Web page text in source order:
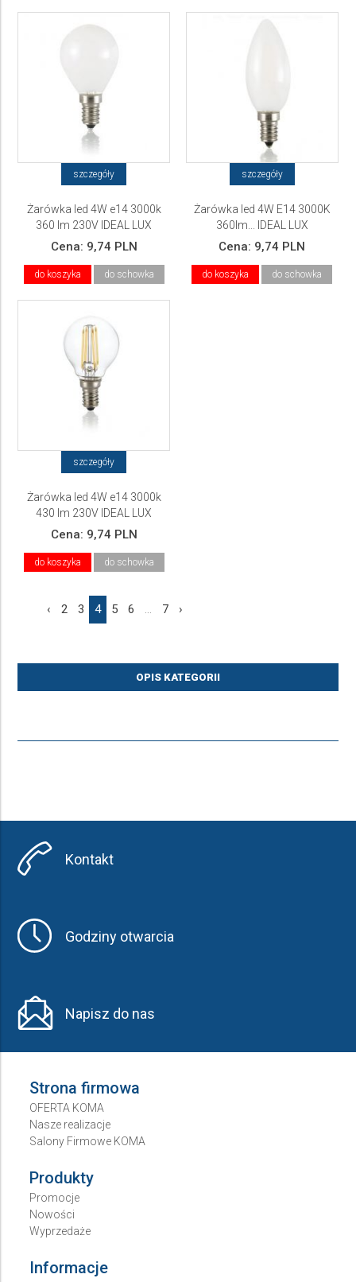
szczegóły
Żarówka led 4W e14 3000k
360 lm 230V IDEAL LUX
Cena: 9,74 PLN
do koszyka do schowka
szczegóły
Żarówka led 4W E14 3000K
360lm... IDEAL LUX
Cena: 9,74 PLN
do koszyka do schowka
szczegóły
Żarówka led 4W e14 3000k
430 lm 230V IDEAL LUX
Cena: 9,74 PLN
do koszyka do schowka
‹ 2 3 4 5 6 ... 7 ›
OPIS KATEGORII
Kontakt
Godziny otwarcia
Napisz do nas
Strona firmowa
OFERTA KOMA
Nasze realizacje
Salony Firmowe KOMA
Produkty
Promocje
Nowości
Wyprzedaże
Informacje